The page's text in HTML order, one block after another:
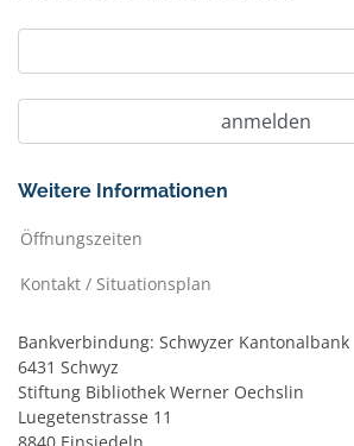
Weitere Informationen
Öffnungszeiten
Kontakt / Situationsplan
Bankverbindung: Schwyzer Kantonalbank
6431 Schwyz
Stiftung Bibliothek Werner Oechslin
Luegetenstrasse 11